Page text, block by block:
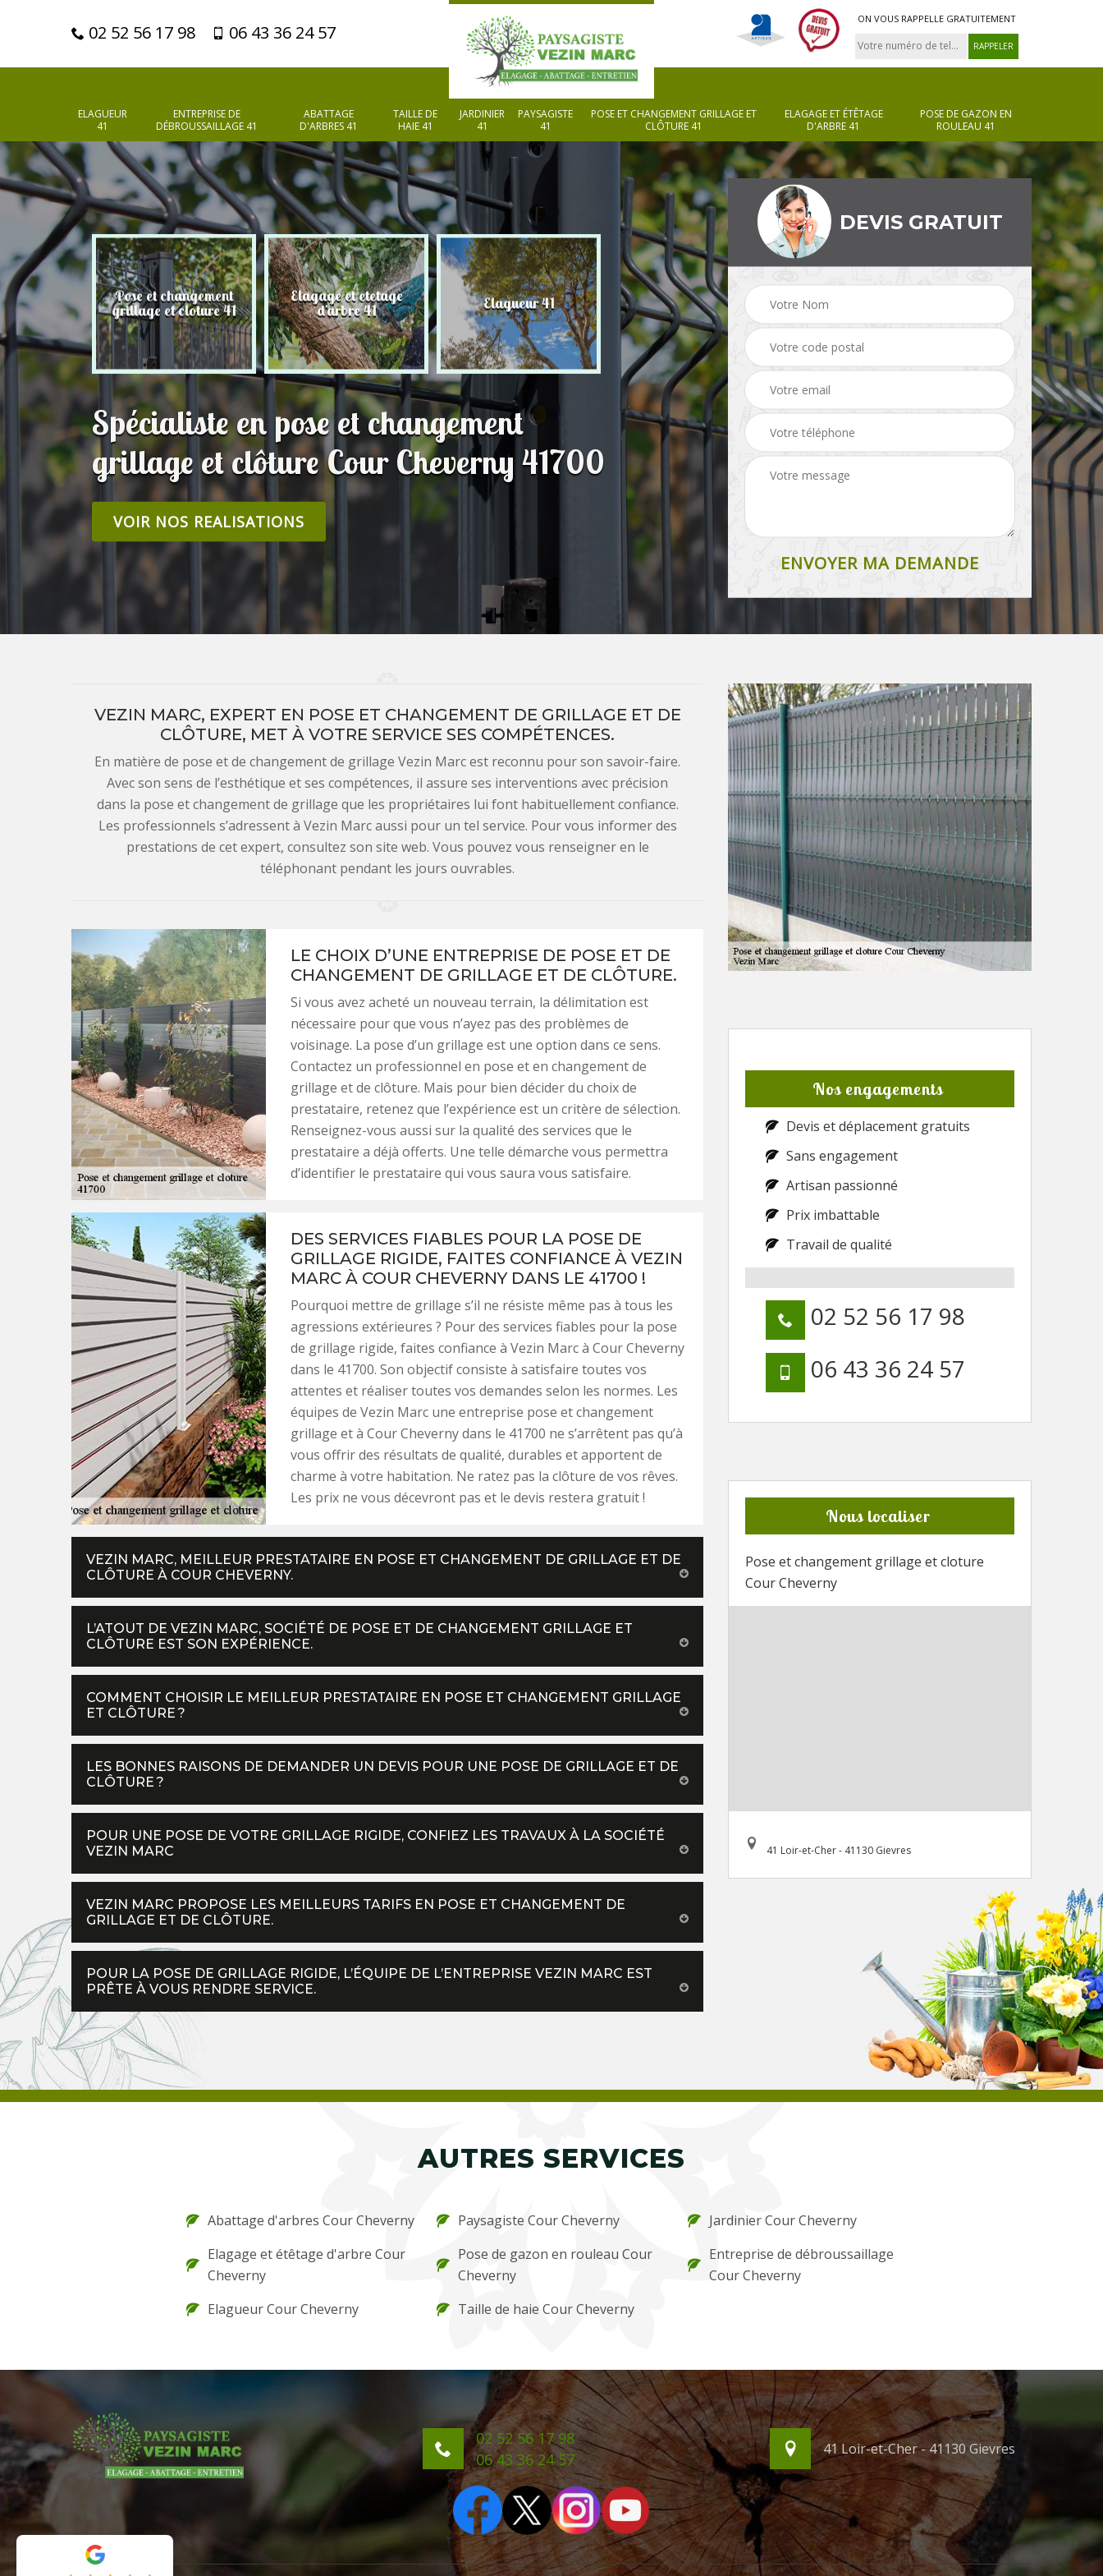
02 52 56 17 98 06 43 36 24 57
ON VOUS RAPPELLE GRATUITEMENT
ELAGUEUR
41
ENTREPRISE DE
DÉBROUSSAILLAGE 41
ABATTAGE
D'ARBRES 41
TAILLE DE
HAIE 41
JARDINIER
41
PAYSAGISTE
41
POSE ET CHANGEMENT GRILLAGE ET
CLÔTURE 41
ELAGAGE ET ÉTÊTAGE
D'ARBRE 41
POSE DE GAZON EN
ROULEAU 41
41 Pose et changement
grillage et cloture 41
Elagage et etetage
d'arbre 41 Elagueur 41 Paysagiste 41 Taille de haie 41
Spécialiste en pose et changement
grillage et clôture Cour Cheverny 41700
VOIR NOS REALISATIONS
DEVIS GRATUIT
VEZIN MARC, EXPERT EN POSE ET CHANGEMENT DE GRILLAGE ET DE
CLÔTURE, MET À VOTRE SERVICE SES COMPÉTENCES.
En matière de pose et de changement de grillage Vezin Marc est reconnu pour son savoir-faire.
Avec son sens de l’esthétique et ses compétences, il assure ses interventions avec précision
dans la pose et changement de grillage que les propriétaires lui font habituellement confiance.
Les professionnels s’adressent à Vezin Marc aussi pour un tel service. Pour vous informer des
prestations de cet expert, consultez son site web. Vous pouvez vous renseigner en le
téléphonant pendant les jours ouvrables.
LE CHOIX D’UNE ENTREPRISE DE POSE ET DE
CHANGEMENT DE GRILLAGE ET DE CLÔTURE.
Si vous avez acheté un nouveau terrain, la délimitation est
nécessaire pour que vous n’ayez pas des problèmes de
voisinage. La pose d’un grillage est une option dans ce sens.
Contactez un professionnel en pose et en changement de
grillage et de clôture. Mais pour bien décider du choix de
prestataire, retenez que l’expérience est un critère de sélection.
Renseignez-vous aussi sur la qualité des services que le
prestataire a déjà offerts. Une telle démarche vous permettra
d’identifier le prestataire qui vous saura vous satisfaire.
DES SERVICES FIABLES POUR LA POSE DE
GRILLAGE RIGIDE, FAITES CONFIANCE À VEZIN
MARC À COUR CHEVERNY DANS LE 41700 !
Pourquoi mettre de grillage s’il ne résiste même pas à tous les
agressions extérieures ? Pour des services fiables pour la pose
de grillage rigide, faites confiance à Vezin Marc à Cour Cheverny
dans le 41700. Son objectif consiste à satisfaire toutes vos
attentes et réaliser toutes vos demandes selon les normes. Les
équipes de Vezin Marc une entreprise pose et changement
grillage et à Cour Cheverny dans le 41700 ne s’arrêtent pas qu’à
vous offrir des résultats de qualité, durables et apportent de
charme à votre habitation. Ne ratez pas la clôture de vos rêves.
Les prix ne vous décevront pas et le devis restera gratuit !
VEZIN MARC, MEILLEUR PRESTATAIRE EN POSE ET CHANGEMENT DE GRILLAGE ET DE
CLÔTURE À COUR CHEVERNY.
L’ATOUT DE VEZIN MARC, SOCIÉTÉ DE POSE ET DE CHANGEMENT GRILLAGE ET
CLÔTURE EST SON EXPÉRIENCE.
COMMENT CHOISIR LE MEILLEUR PRESTATAIRE EN POSE ET CHANGEMENT GRILLAGE
ET CLÔTURE ?
LES BONNES RAISONS DE DEMANDER UN DEVIS POUR UNE POSE DE GRILLAGE ET DE
CLÔTURE ?
POUR UNE POSE DE VOTRE GRILLAGE RIGIDE, CONFIEZ LES TRAVAUX À LA SOCIÉTÉ
VEZIN MARC
VEZIN MARC PROPOSE LES MEILLEURS TARIFS EN POSE ET CHANGEMENT DE
GRILLAGE ET DE CLÔTURE.
POUR LA POSE DE GRILLAGE RIGIDE, L’ÉQUIPE DE L’ENTREPRISE VEZIN MARC EST
PRÊTE À VOUS RENDRE SERVICE.
Nos engagements
Devis et déplacement gratuits
Sans engagement
Artisan passionné
Prix imbattable
Travail de qualité
02 52 56 17 98
06 43 36 24 57
Nous localiser
Pose et changement grillage et cloture
Cour Cheverny
41 Loir-et-Cher - 41130 Gievres
AUTRES SERVICES
Abattage d'arbres Cour Cheverny
Elagage et étêtage d'arbre Cour
Cheverny
Elagueur Cour Cheverny
Paysagiste Cour Cheverny
Pose de gazon en rouleau Cour
Cheverny
Taille de haie Cour Cheverny
Jardinier Cour Cheverny
Entreprise de débroussaillage
Cour Cheverny
02 52 56 17 98
06 43 36 24 57
41 Loir-et-Cher - 41130 Gievres